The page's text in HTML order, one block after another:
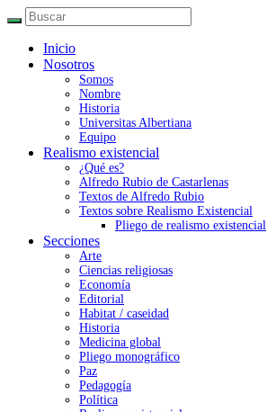
Inicio
Nosotros
Somos
Nombre
Historia
Universitas Albertiana
Equipo
Realismo existencial
¿Qué es?
Alfredo Rubio de Castarlenas
Textos de Alfredo Rubio
Textos sobre Realismo Existencial
Pliego de realismo existencial
Secciones
Arte
Ciencias religiosas
Economía
Editorial
Habitat / caseidad
Historia
Medicina global
Pliego monográfico
Paz
Pedagogía
Política